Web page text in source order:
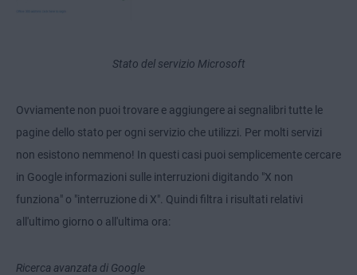
Stato del servizio Microsoft
Ovviamente non puoi trovare e aggiungere ai segnalibri tutte le
pagine dello stato per ogni servizio che utilizzi. Per molti servizi
non esistono nemmeno! In questi casi puoi semplicemente cercare
in Google informazioni sulle interruzioni digitando "X non
funziona" o "interruzione di X". Quindi filtra i risultati relativi
all'ultimo giorno o all'ultima ora:
Ricerca avanzata di Google